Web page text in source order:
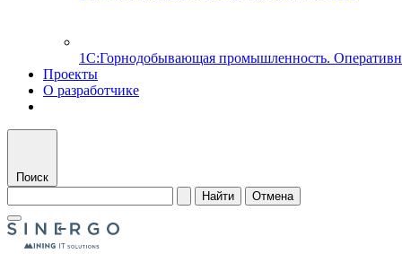
1С:Горнодобывающая промышленность.
Проекты
О разработчике
Поиск
Найти
Отмена